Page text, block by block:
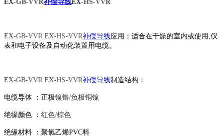
EX-GB-VVR补偿导线EX-HS-VVR
EX-GB-VVR EX-HS-VVR补偿导线应用： 适合在干燥的室内或使用 ,仪
表和电子设备及自动化装置用电缆。
EX-GB-VVR EX-HS-VVR补偿导线制造结构 ：
电缆导体 ： 正极镍铬/负极铜镍
绝缘颜色 ： 红色/棕色
绝缘材料 ： 聚氯乙烯PVC料